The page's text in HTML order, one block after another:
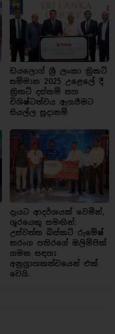
ඩයලොග් ශ්‍රී ලංකා ක්‍රිකට්
සම්මාන 2025 උළෙලේ දී
ක්‍රිකට් දස්කම් සහ
විශිෂ්ටත්වය ඇගයීමට
සියල්ල සූදානම්
දැයට ආදර්ශයක් වෙමින්,
ශූරයෙකු සමඟින්:
උස්වත්ත බිස්කට් රුමේෂ්
තරංග පතිරගේ ඔලිම්පික්
ගමන සඳහා
අනුග්‍රාහකත්වයෙන් එක්
වෙයි.